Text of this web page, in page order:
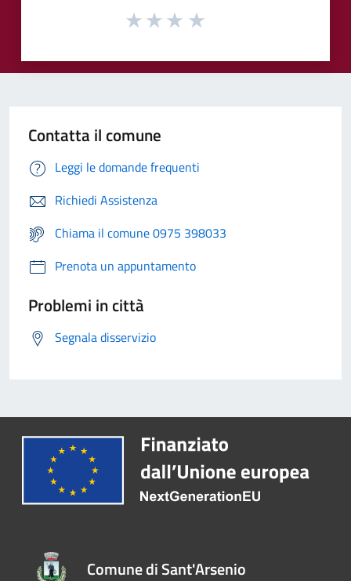
Contatta il comune
Leggi le domande frequenti
Richiedi Assistenza
Chiama il comune 0975 398033
Prenota un appuntamento
Problemi in città
Segnala disservizio
Comune di Sant'Arsenio